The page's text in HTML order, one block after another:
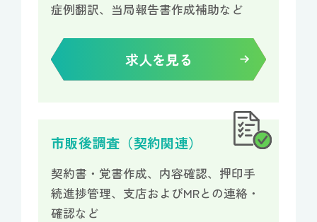
症例翻訳、当局報告書作成補助など
求人を見る
市販後調査（契約関連）
契約書・覚書作成、内容確認、押印手
続進捗管理、支店およびMRとの連絡・
確認など